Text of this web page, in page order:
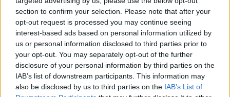
section to confirm your selection. Please note that after your
opt-out request is processed you may continue seeing
interest-based ads based on personal information utilized by
us or personal information disclosed to third parties prior to
your opt-out. You may separately opt-out of the further
disclosure of your personal information by third parties on the
IAB’s list of downstream participants. This information may
also be disclosed by us to third parties on the IAB’s List of